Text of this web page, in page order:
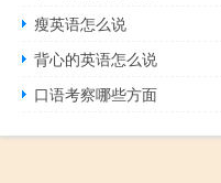
瘦英语怎么说
背心的英语怎么说
口语考察哪些方面